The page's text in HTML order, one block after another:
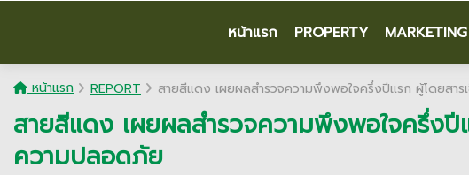
หน้าแรก PROPERTY MARKETING
หน้าแรก REPORT สายสีแดง เผยผลสำรวจความพึงพอใจครึ่งปีแรก ผู้โดยสา
สายสีแดง เผยผลสำรวจความพึงพอใจครึ่งปี
ความปลอดภัย